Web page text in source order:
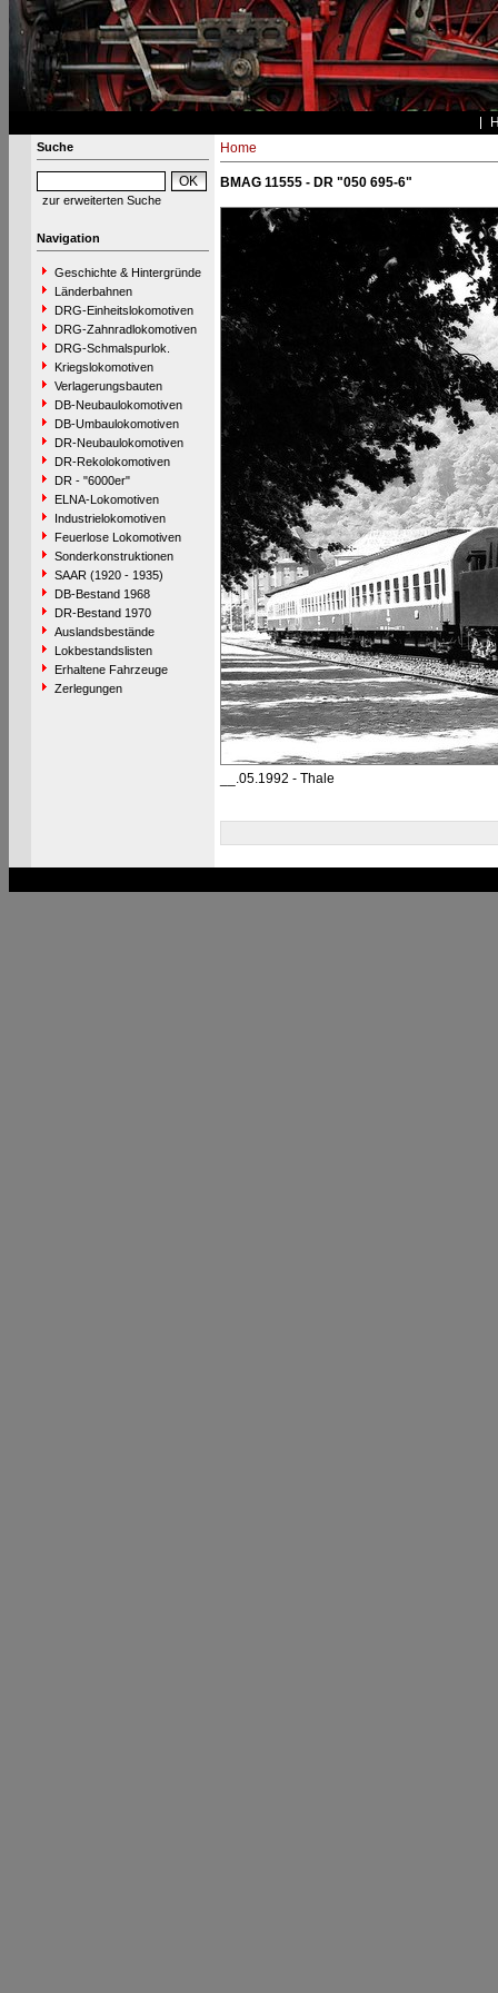
Suche
zur erweiterten Suche
Navigation
Geschichte & Hintergründe
Länderbahnen
DRG-Einheitslokomotiven
DRG-Zahnradlokomotiven
DRG-Schmalspurlok.
Kriegslokomotiven
Verlagerungsbauten
DB-Neubaulokomotiven
DB-Umbaulokomotiven
DR-Neubaulokomotiven
DR-Rekolokomotiven
DR - "6000er"
ELNA-Lokomotiven
Industrielokomotiven
Feuerlose Lokomotiven
Sonderkonstruktionen
SAAR (1920 - 1935)
DB-Bestand 1968
DR-Bestand 1970
Auslandsbestände
Lokbestandslisten
Erhaltene Fahrzeuge
Zerlegungen
Home
BMAG 11555 - DR "050 695-6"
__.05.1992 - Thale